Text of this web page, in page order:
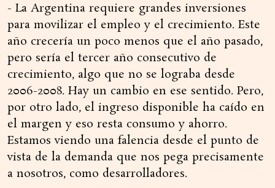
- La Argentina requiere grandes inversiones
para movilizar el empleo y el crecimiento. Este
año crecería un poco menos que el año pasado,
pero sería el tercer año consecutivo de
crecimiento, algo que no se lograba desde
2006-2008. Hay un cambio en ese sentido. Pero,
por otro lado, el ingreso disponible ha caído en
el margen y eso resta consumo y ahorro.
Estamos viendo una falencia desde el punto de
vista de la demanda que nos pega precisamente
a nosotros, como desarrolladores.